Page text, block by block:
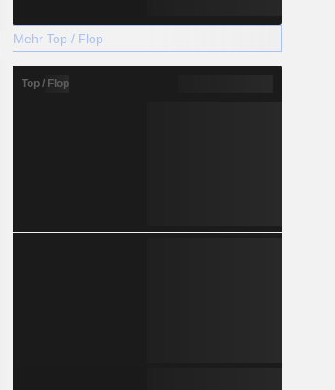
Mehr Top / Flop
Top / Flop